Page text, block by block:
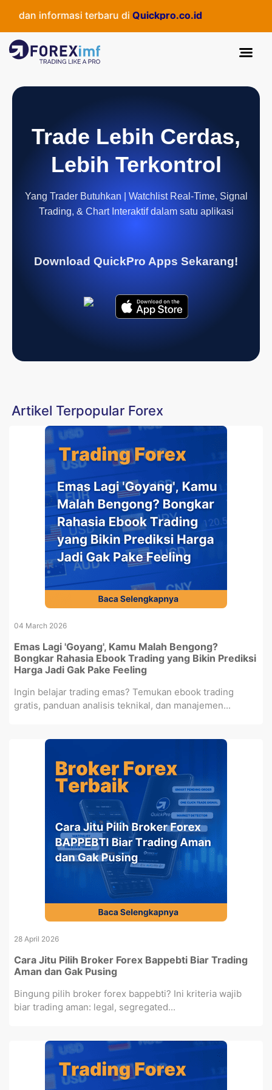
informasi terbaru di Quickpro.co.id
Trade Lebih Cerdas,
Lebih Terkontrol
Yang Trader Butuhkan | Watchlist Real-Time, Signal
Trading, & Chart Interaktif dalam satu aplikasi
Download QuickPro Apps Sekarang!
Artikel Terpopular Forex
04 March 2026
Emas Lagi 'Goyang', Kamu Malah Bengong?
Bongkar Rahasia Ebook Trading yang Bikin Prediksi
Harga Jadi Gak Pake Feeling
Ingin belajar trading emas? Temukan ebook trading
gratis, panduan analisis teknikal, dan manajemen...
28 April 2026
Cara Jitu Pilih Broker Forex Bappebti Biar Trading
Aman dan Gak Pusing
Bingung pilih broker forex bappebti? Ini kriteria wajib
biar trading aman: legal, segregated...